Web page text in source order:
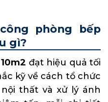
phòng bếp
gì?
đạt hiệu quả tối
kỹ về cách tổ chức
thất và xử lý ánh